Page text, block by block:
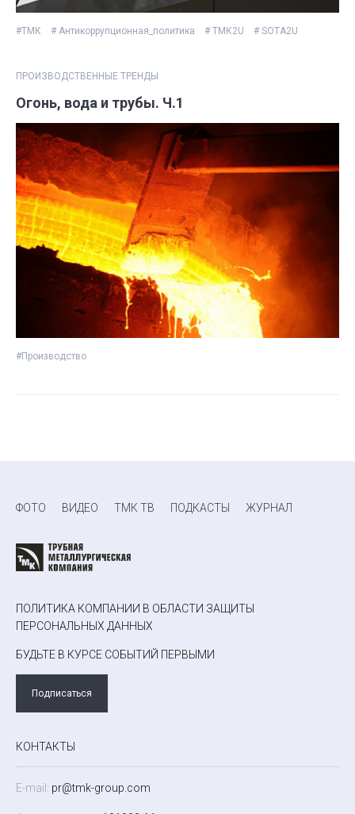
#ТМК # Антикоррупционная_политика # ТМК2U # SOTA2U
ПРОИЗВОДСТВЕННЫЕ ТРЕНДЫ
Огонь, вода и трубы. Ч.1
#Производство
ФОТО ВИДЕО ТМК ТВ ПОДКАСТЫ ЖУРНАЛ
ПОЛИТИКА КОМПАНИИ В ОБЛАСТИ ЗАЩИТЫ
ПЕРСОНАЛЬНЫХ ДАННЫХ
БУДЬТЕ В КУРСЕ СОБЫТИЙ ПЕРВЫМИ
Подписаться
КОНТАКТЫ
E-mail: pr@tmk-group.com